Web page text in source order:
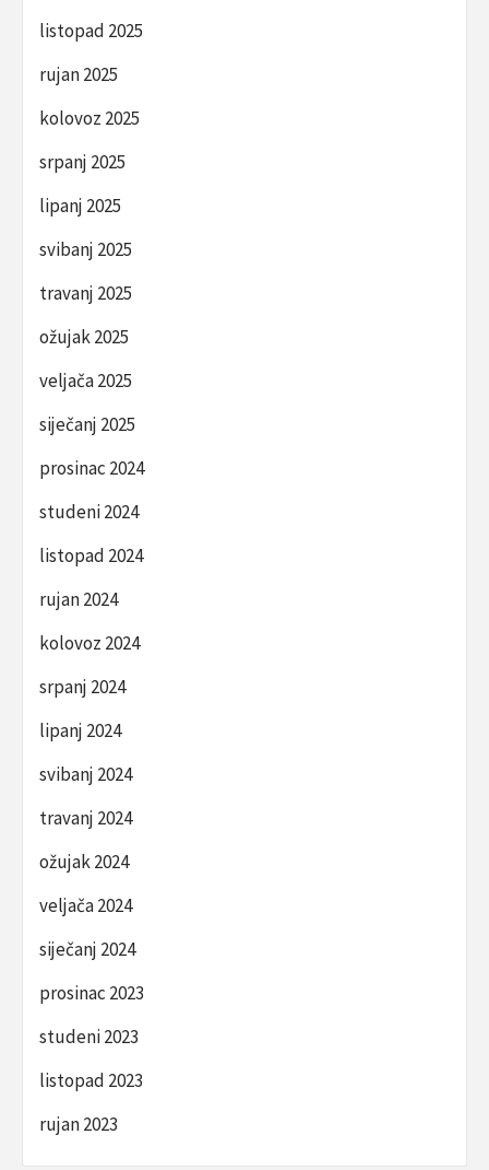
listopad 2025
rujan 2025
kolovoz 2025
srpanj 2025
lipanj 2025
svibanj 2025
travanj 2025
ožujak 2025
veljača 2025
siječanj 2025
prosinac 2024
studeni 2024
listopad 2024
rujan 2024
kolovoz 2024
srpanj 2024
lipanj 2024
svibanj 2024
travanj 2024
ožujak 2024
veljača 2024
siječanj 2024
prosinac 2023
studeni 2023
listopad 2023
rujan 2023